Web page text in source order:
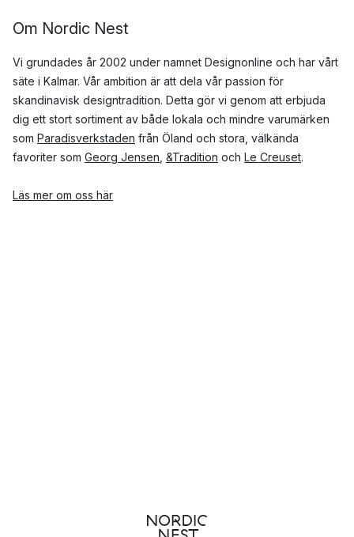
Om Nordic Nest
Vi grundades år 2002 under namnet Designonline och har vårt
säte i Kalmar. Vår ambition är att dela vår passion för
skandinavisk designtradition. Detta gör vi genom att erbjuda
dig ett stort sortiment av både lokala och mindre varumärken
som Paradisverkstaden från Öland och stora, välkända
favoriter som Georg Jensen &Tradition och Le Creuset.
Läs mer om oss här